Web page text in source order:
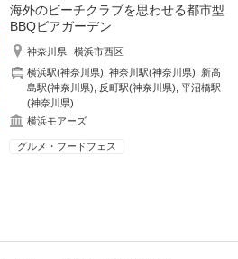
海外のビーチクラブを思わせる都市型
BBQビアガーデン
神奈川県
横浜市西区
横浜駅(神奈川県) ,神奈川駅(神奈川県)
新高
島駅(神奈川県)
反町駅(神奈川県) ,平沼橋駅
(神奈川県)
横浜モアーズ
グルメ・フードフェス